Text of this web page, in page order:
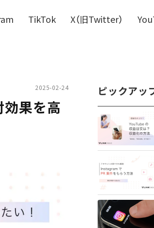
TikTok X（旧Twitter）
2025-02-24
果を高
ピックアッ